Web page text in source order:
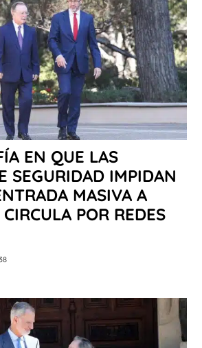
EN QUE LAS
SEGURIDAD IMPIDAN
MASIVA A
POR REDES